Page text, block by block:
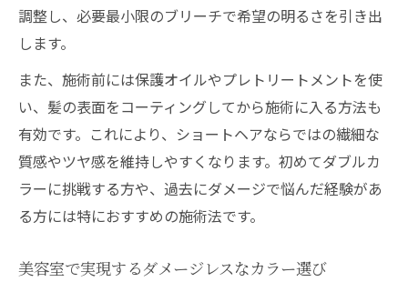
調整し、必要最小限のブリーチで希望の明るさを引き出
します。
また、施術前には保護オイルやプレトリートメントを使
い、髪の表面をコーティングしてから施術に入る方法も
有効です。これにより、ショートヘアならではの繊細な
質感やツヤ感を維持しやすくなります。初めてダブルカ
ラーに挑戦する方や、過去にダメージで悩んだ経験があ
る方には特におすすめの施術法です。
美容室で実現するダメージレスなカラー選び